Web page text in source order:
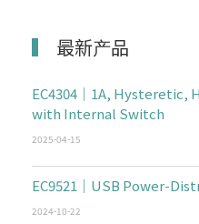
最新产品
EC4304｜1A, Hysteretic,
with Internal Switch
2025-04-15
EC9521｜USB Power-
2024-10-22